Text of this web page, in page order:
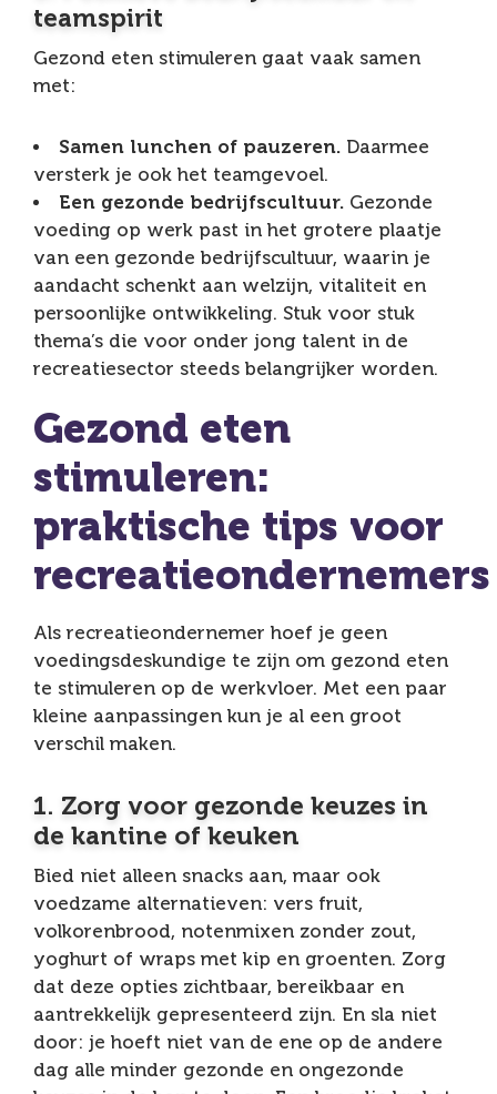
teamspirit
Gezond eten stimuleren gaat vaak samen
met:
Samen lunchen of pauzeren. Daarmee
versterk je ook het teamgevoel.
Een gezonde bedrijfscultuur. Gezonde
voeding op werk past in het grotere plaatje
van een gezonde bedrijfscultuur, waarin je
aandacht schenkt aan welzijn, vitaliteit en
persoonlijke ontwikkeling. Stuk voor stuk
thema’s die voor onder jong talent in de
recreatiesector steeds belangrijker worden.
Gezond eten
stimuleren:
praktische tips voor
recreatieondernemers
Als recreatieondernemer hoef je geen
voedingsdeskundige te zijn om gezond eten
te stimuleren op de werkvloer. Met een paar
kleine aanpassingen kun je al een groot
verschil maken.
1. Zorg voor gezonde keuzes in
de kantine of keuken
Bied niet alleen snacks aan, maar ook
voedzame alternatieven: vers fruit,
volkorenbrood, notenmixen zonder zout,
yoghurt of wraps met kip en groenten. Zorg
dat deze opties zichtbaar, bereikbaar en
aantrekkelijk gepresenteerd zijn. En sla niet
door: je hoeft niet van de ene op de andere
dag alle minder gezonde en ongezonde